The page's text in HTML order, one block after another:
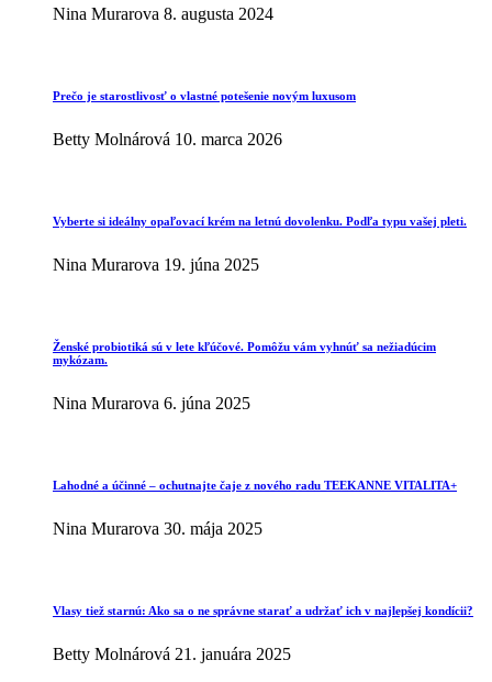
Nina Murarova 8. augusta 2024
Prečo je starostlivosť o vlastné potešenie novým luxusom
Betty Molnárová 10. marca 2026
Vyberte si ideálny opaľovací krém na letnú dovolenku. Podľa typu vašej pleti.
Nina Murarova 19. júna 2025
Ženské probiotiká sú v lete kľúčové. Pomôžu vám vyhnúť sa nežiadúcim
mykózam.
Nina Murarova 6. júna 2025
Lahodné a účinné – ochutnajte čaje z nového radu TEEKANNE VITALITA+
Nina Murarova 30. mája 2025
Vlasy tiež starnú: Ako sa o ne správne starať a udržať ich v najlepšej kondícii?
Betty Molnárová 21. januára 2025